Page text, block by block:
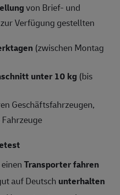
von Brief- und
Verfügung gestellten
(zwischen Montag
unter 10 kg (bis
Geschäftsfahrzeugen,
Transporter fahren
auf Deutsch unterhalten